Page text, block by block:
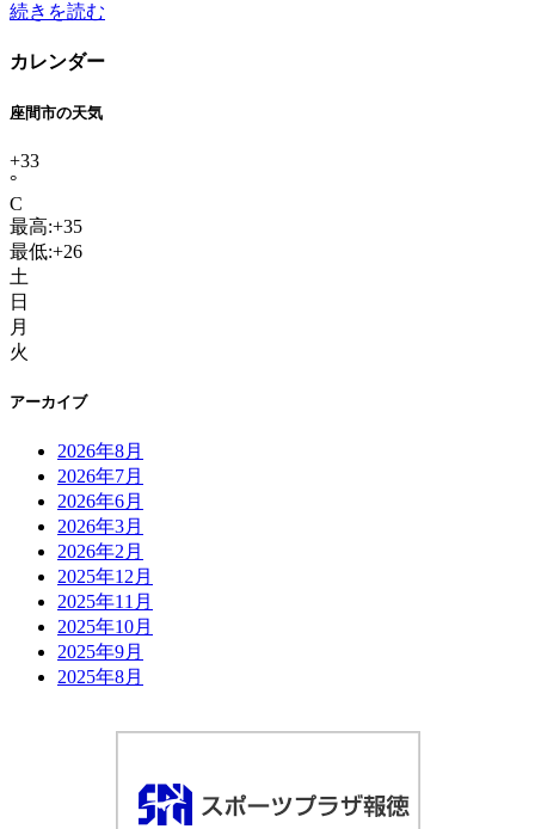
続きを読む
カレンダー
座間市の天気
+33
°
C
最高:+35
最低:+26
土
日
月
火
アーカイブ
2026年8月
2026年7月
2026年6月
2026年3月
2026年2月
2025年12月
2025年11月
2025年10月
2025年9月
2025年8月